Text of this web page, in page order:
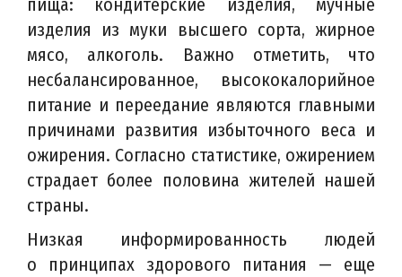
пища: кондитерские изделия, мучные
изделия из муки высшего сорта, жирное
мясо, алкоголь. Важно отметить, что
несбалансированное, высококалорийное
питание и переедание являются главными
причинами развития избыточного веса и
ожирения. Согласно статистике, ожирением
страдает более половина жителей нашей
страны.
Низкая информированность людей
о принципах здорового питания — еще